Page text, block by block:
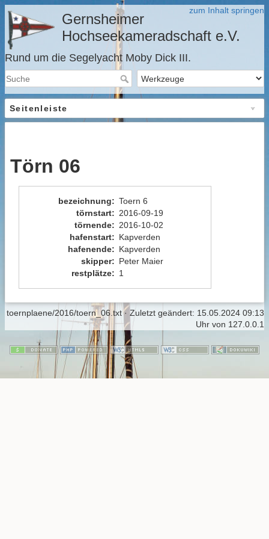
zum Inhalt springen
Gernsheimer
Hochseekameradschaft e.V.
Rund um die Segelyacht Moby Dick III.
Seitenleiste
Törn 06
bezeichnung: Toern 6
törnstart: 2016-09-19
törnende: 2016-10-02
hafenstart: Kapverden
hafenende: Kapverden
skipper: Peter Maier
restplätze: 1
toernplaene/2016/toern_06.txt· Zuletzt geändert: 15.05.2024 09:13
Uhr von 127.0.0.1